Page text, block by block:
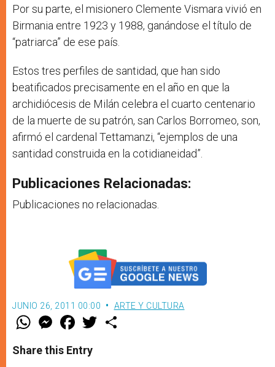
Por su parte, el misionero Clemente Vismara vivió en
Birmania entre 1923 y 1988, ganándose el título de
“patriarca” de ese país.
Estos tres perfiles de santidad, que han sido
beatificados precisamente en el año en que la
archidiócesis de Milán celebra el cuarto centenario
de la muerte de su patrón, san Carlos Borromeo, son,
afirmó el cardenal Tettamanzi, “ejemplos de una
santidad construida en la cotidianeidad”.
Publicaciones Relacionadas:
Publicaciones no relacionadas.
JUNIO 26, 2011 00:00 ARTE Y CULTURA
W
t
s
M
e
s
e
F
a
e
b
w
Share this Entry